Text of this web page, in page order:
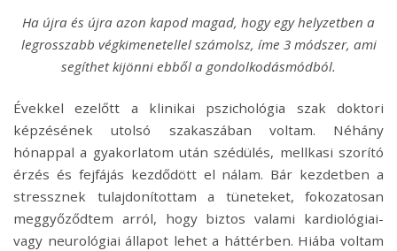
Ha újra és újra azon kapod magad, hogy egy helyzetben a
legrosszabb végkimenetellel számolsz, íme 3 módszer, ami
segíthet kijönni ebből a gondolkodásmódból.
Évekkel ezelőtt a klinikai pszichológia szak doktori
képzésének utolsó szakaszában voltam. Néhány
hónappal a gyakorlatom után szédülés, mellkasi szorító
érzés és fejfájás kezdődött el nálam. Bár kezdetben a
stressznek tulajdonítottam a tüneteket, fokozatosan
meggyőződtem arról, hogy biztos valami kardiológiai-
vagy neurológiai állapot lehet a háttérben. Hiába voltam